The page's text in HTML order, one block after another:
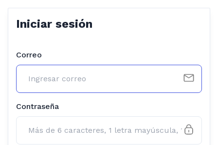
Iniciar sesión
Correo
Contraseña